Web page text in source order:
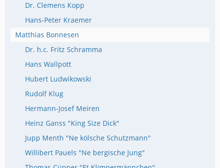
Dr. Clemens Kopp
Hans-Peter Kraemer
Matthias Bonnesen
Dr. h.c. Fritz Schramma
Hans Wallpott
Hubert Ludwikowski
Rudolf Klug
Hermann-Josef Meiren
Heinz Ganss "King Size Dick"
Jupp Menth "Ne kölsche Schutzmann"
Willibert Pauels "Ne bergische Jung"